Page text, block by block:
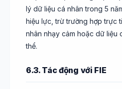
lý dữ liệu cá nhân trong 5
hiệu lực, trừ trường hợp trực
nhân nhạy cảm hoặc dữ liệu
thể.
6.3. Tác động với FIE